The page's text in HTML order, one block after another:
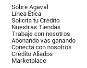
Sobre Agaval
Línea Ética
Solicita tu Crédito
Nuestras Tiendas
Trabaje con nosotros
Abonando vas ganando
Conecta con nosotros
Crédito Aliados
Marketplace